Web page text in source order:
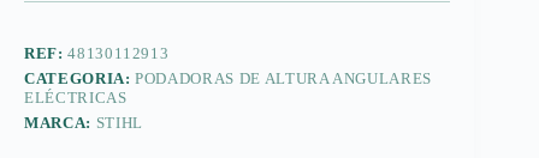
REF:48130112913
CATEGORIA:PODADORAS DE ALTURA ANGULARES
ELÉCTRICAS
MARCA: STIHL